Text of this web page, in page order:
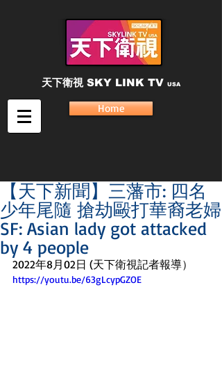
天下衛視 SKY LINK TV USA
Home
【天下新聞】三藩市: 四名
少年尾隨 搶劫毆打華裔老婦
SF: Asian lady got attacked
by 4 people
2022年8月02日 (天下衛視記者報導）
https://youtu.be/63gLcypGZOE